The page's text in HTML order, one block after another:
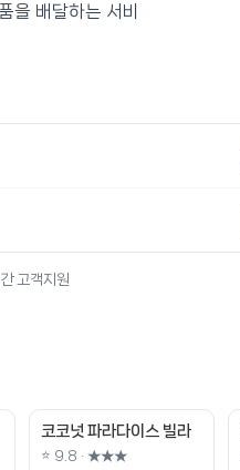
을 배달하는 서비
고객지원
코코넛 파라다이스 빌라
⭐ 9.8 · ★★★